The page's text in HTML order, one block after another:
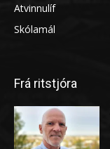
Atvinnulíf
Skólamál
Frá ritstjóra